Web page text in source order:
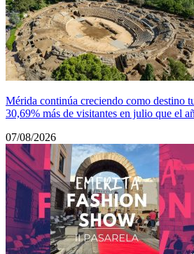
Mérida continúa creciendo como destino
30,69% más de visitantes en julio que el
07/08/2026